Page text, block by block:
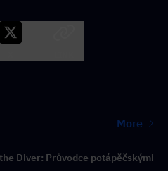
More
Diver: Průvodce potápěčskými